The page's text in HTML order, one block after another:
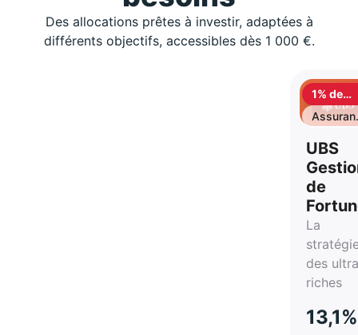
Des allocations prêtes à investir, adaptées à
différents objectifs, accessibles dès 1 000 €.
1% de
UBS
de
La
des
riches
13,1%